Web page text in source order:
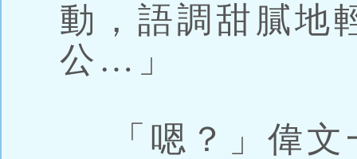
動，語調甜膩地
公…」
「嗯？」偉文